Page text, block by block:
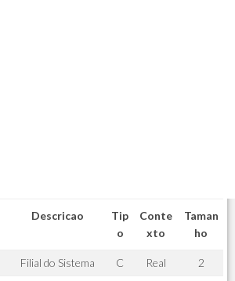
Descricao
Tip
o
Conte
xto
Taman
ho
Filial do Sistema C Real
2